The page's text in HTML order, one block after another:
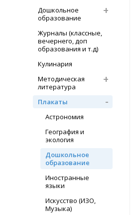
Дошкольное
образование
Журналы (классные,
вечернего, доп
образования и т.д)
Кулинария
Методическая
литература
Плакаты
Астрономия
География и
экология
Дошкольное
образование
Иностранные
языки
Искусство (ИЗО,
Музыка)